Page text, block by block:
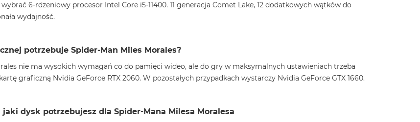
6-rdzeniowy procesor Intel Core i5-11400. 11 generacja Comet Lake, 12 dodatkowych wątków do
wydajność.
potrzebuje Spider-Man Miles Morales?
nie ma wysokich wymagań co do pamięci wideo, ale do gry w maksymalnych ustawieniach trzeba
graficzną Nvidia GeForce RTX 2060. W pozostałych przypadkach wystarczy Nvidia GeForce GTX 1660.
jaki dysk potrzebujesz dla Spider-Mana Milesa Moralesa